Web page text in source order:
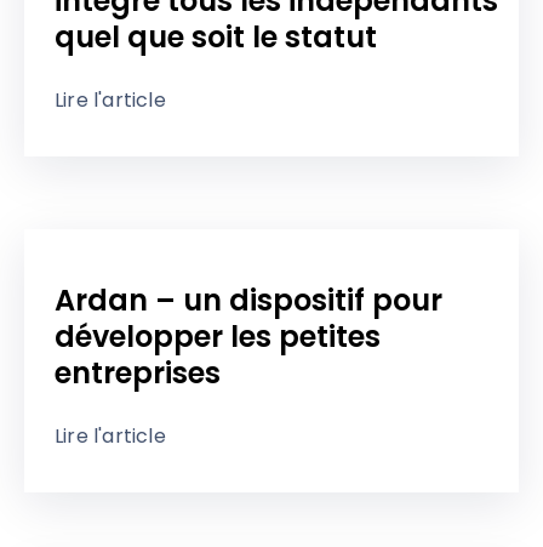
Blogquel que soit le statut
Lire l'article
Ardan – un dispositif pour
développer les petites
entreprises
Lire l'article